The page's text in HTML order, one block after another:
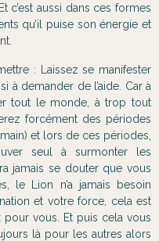
c’est aussi dans ces formes
qu’il puise son énergie et
: Laissez se manifester
à demander de l’aide. Car à
tout le monde, à trop tout
forcément des périodes
et lors de ces périodes,
seul à surmonter les
jamais se douter que vous
le Lion n’a jamais besoin
et votre force, cela est
pour vous. Et puis cela vous
là pour les autres alors